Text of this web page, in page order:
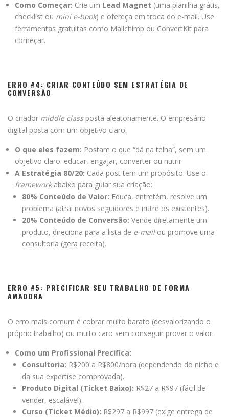
Como Começar: Crie um Lead Magnet (uma planilha grátis,
checklist ou mini e-book) e ofereça em troca do e-mail. Use
ferramentas gratuitas como Mailchimp ou ConvertKit para
começar.
ERRO #4: CRIAR CONTEÚDO SEM ESTRATÉGIA DE
CONVERSÃO
O criador middle classposta aleatoriamente. O empresário
digital posta com um objetivo claro.
O que eles fazem: Postam o que “dá na telha”, sem um
objetivo claro: educar, engajar, converter ou nutrir.
A Estratégia 80/20: Cada post tem um propósito. Use o
frameworkabaixo para guiar sua criação:
80% Conteúdo de Valor: Educa, entretém, resolve um
problema (atrai novos seguidores e nutre os existentes).
20% Conteúdo de Conversão: Vende diretamente um
produto, direciona para a lista de e-mailou promove uma
consultoria (gera receita).
ERRO #5: PRECIFICAR SEU TRABALHO DE FORMA
AMADORA
O erro mais comum é cobrar muito barato (desvalorizando o
próprio trabalho) ou muito caro sem conseguir provar o valor.
Como um Profissional Precifica:
Consultoria: R$200 a R$800/hora (dependendo do nicho e
da sua expertise comprovada).
Produto Digital (Ticket Baixo): R$27 a R$97 (fácil de
vender, escalável).
Curso (Ticket Médio): R$297 a R$997 (exige entrega de